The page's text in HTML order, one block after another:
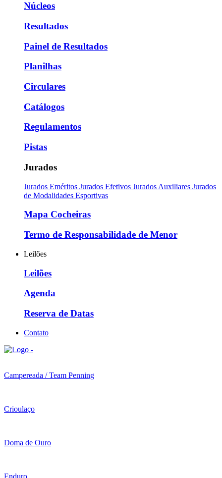
Núcleos
Resultados
Painel de Resultados
Planilhas
Circulares
Catálogos
Regulamentos
Pistas
Jurados
Jurados Eméritos Jurados Efetivos Jurados Auxiliares Jurados
de Modalidades Esportivas
Mapa Cocheiras
Termo de Responsabilidade de Menor
Leilões
Leilões
Agenda
Reserva de Datas
Contato
Campereada / Team Penning
Crioulaço
Doma de Ouro
Enduro